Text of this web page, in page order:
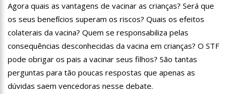
13:35 Mulher morre atropelada a caminho do trabalho em Manaus
13:05 Cultura Manaus: 21ª Semana Nacional de Museus conta com
vasta programação em nove espaços culturais
12:57
Agenor Tupinambá tem primeiro encontro com namorado
após um ano de relacionamento a distância
13:03 Prefeitura de Manaus realiza 1ª Feira Folclórica no Centro
Cultural Povos da Amazônia
Agora quais as vantagens de vacinar as crianças? Será que
os seus benefícios superam os riscos? Quais os efeitos
colaterais da vacina? Quem se responsabiliza pelas
consequências desconhecidas da vacina em crianças? O STF
pode obrigar os pais a vacinar seus filhos? São tantas
perguntas para tão poucas respostas que apenas as
dúvidas saem vencedoras nesse debate.